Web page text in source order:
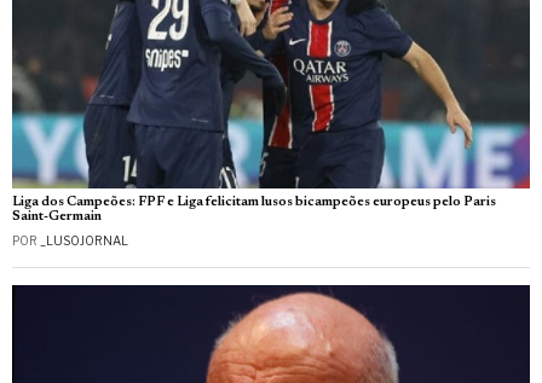
Liga dos Campeões: FPF e Liga felicitam lusos bicampeões europeus pelo Paris
Saint-Germain
POR _LUSOJORNAL